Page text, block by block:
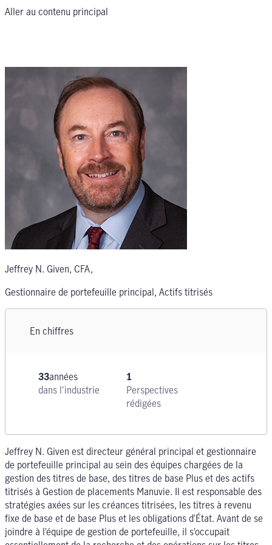
Aller au contenu principal
Jeffrey N. Given, CFA,
Gestionnaire de portefeuille principal, Actifs titrisés
En chiffres
33années
dans l'industrie
1
Perspectives
rédigées
Jeffrey N. Given est directeur général principal et gestionnaire
de portefeuille principal au sein des équipes chargées de la
gestion des titres de base, des titres de base Plus et des actifs
titrisés à Gestion de placements Manuvie. Il est responsable des
stratégies axées sur les créances titrisées, les titres à revenu
fixe de base et de base Plus et les obligations d’État. Avant de se
joindre à l’équipe de gestion de portefeuille, il s’occupait